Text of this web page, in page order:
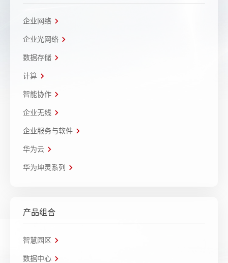
企业网络
企业光网络
数据存储
计算
智能协作
企业无线
企业服务与软件
华为云
华为坤灵系列
产品组合
智慧园区
数据中心